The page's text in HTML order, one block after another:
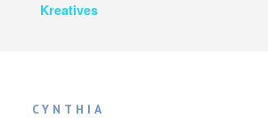
Kreatives
CYNTHIA